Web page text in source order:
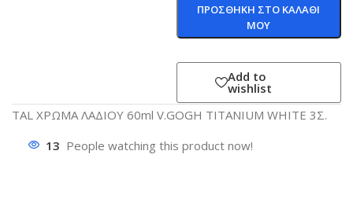
ΠΡΟΣΘΗΚΗ ΣΤΟ ΚΑΛΑΘΙ
ΜΟΥ
Add to
wishlist
TAL ΧΡΩΜΑ ΛΑΔΙΟΥ 60ml V.GOGH TITANIUM WHITE 3Σ.
13 People watching this product now!